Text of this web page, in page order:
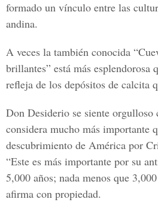
formado un vínculo entre las
andina.
A veces la también conocida
brillantes” está más esplendorosa
refleja de los depósitos de calcita
Don Desiderio se siente orgulloso
considera mucho más importante
descubrimiento de América por
“Este es más importante por su
5,000 años; nada menos que
afirma con propiedad.